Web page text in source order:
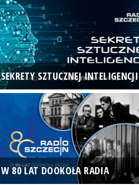
SEKRETY SZTUCZNEJ INTELIGENCJI
W 80 LAT DOOKOŁA RADIA